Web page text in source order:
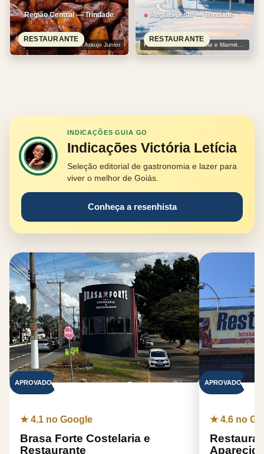
Foto: Almir Leondas Araujo Junior
Região Central — Trindade
RESTAURANTE
Foto: Palato Restaurante e Marmitaria
Região Leste — Trindade
RESTAURANTE
INDICAÇÕES GUIA GO
Indicações Victória Letícia
Seleção editorial de gastronomia e lazer para
viver o melhor de Goiás.
Conheça a resenhista
APROVADO
★ 4.1 no Google
Brasa Forte Costelaria e
Restaurante
APROVADO
★ 4.6 no